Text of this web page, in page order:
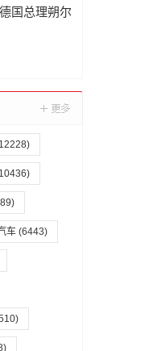
国总理朔尔
车 (6443)